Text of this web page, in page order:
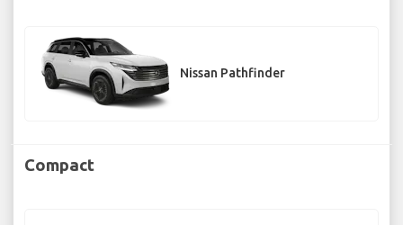
Nissan Pathfinder
Compact